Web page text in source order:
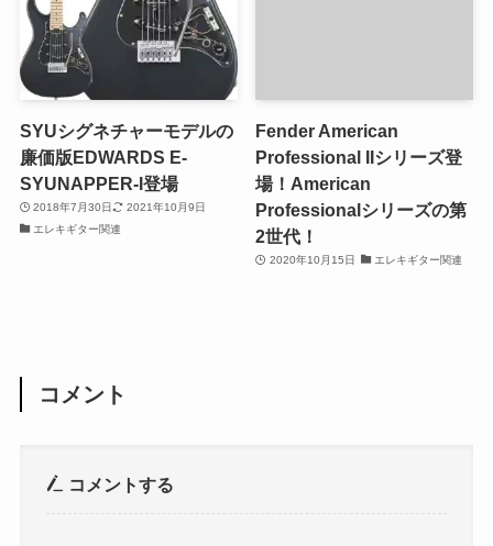
SYUシグネチャーモデルの
廉価版EDWARDS E-
SYUNAPPER-I登場
2018年7月30日
2021年10月9日
エレキギター関連
Fender American
Professional IIシリーズ登
場！American
Professionalシリーズの第
2世代！
2020年10月15日 エレキギター関連
コメント
コメントする